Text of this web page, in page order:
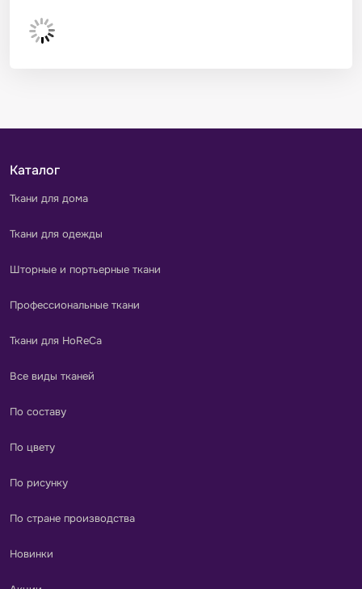
Каталог
Ткани для дома
Ткани для одежды
Шторные и портьерные ткани
Профессиональные ткани
Ткани для HoReCa
Все виды тканей
По составу
По цвету
По рисунку
По стране производства
Новинки